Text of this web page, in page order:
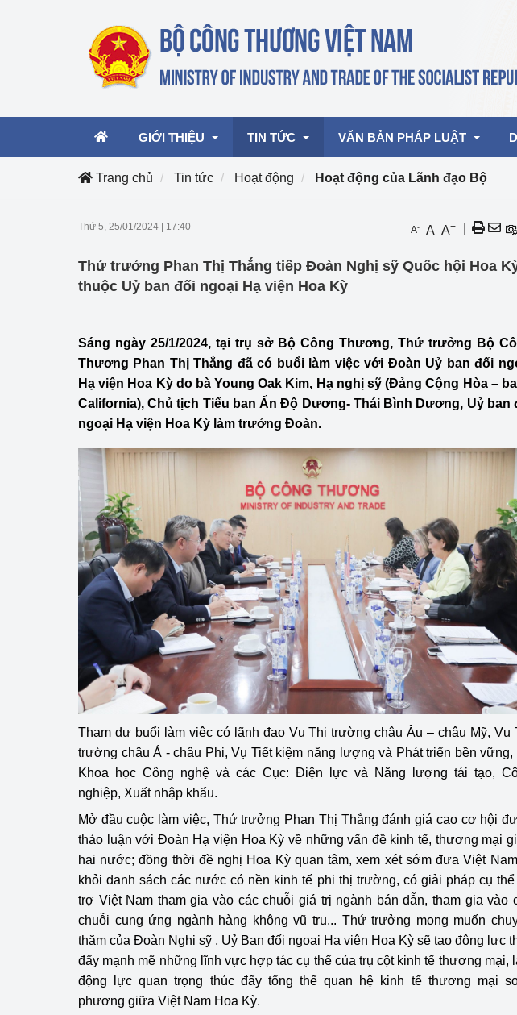
GIỚI THIỆU
Cơ cấu tổ chức
TIN TỨC
Hoạt động của Lãnh đạo
mại, Dịch vụ Việt Nam 2026
Hoạt động của Bộ trưởng
Công Thương - Công luận
Họp báo
Thông cáo báo chí
Chuyển đổi số
Bản tin Thị trường Nông Lâm Thủy sản
Phát triển nguồn nhân lực
Phát triển bền vững
Tổ chức kiểm định
Tổ chức kiểm định kỹ
động thuộc thẩm quyền
Bộ Công Thương
Tổ chức được cấp GCN
động kiểm định thiết bị,
làm việc ở môi trường
hiểm khí, bụi nổ
Cơ sở sản xuất, sửa chữa
LPG
lao động
Văn hóa ngành Công Thương
Tái cơ cấu ngành Công Thương
Quản lý thị trường
Sử dụng năng lượng tiết kiệm và
hiệu quả
Hiệu quả năng lượng
Khoa học, công nghệ và đổi mới sáng
Thông báo
Bảo vệ môi trường Video bảo vệ môi trường
Album ảnh bảo vệ môi
Văn bản về môi trường
Đọc báo giúp bạn
Bảo vệ nền tảng tư tưởng của Đảng
Doanh nghiệp - Người dân
Xúc tiến thương mại Khu vực miền Bắc
Thị trường nước ngoài
VĂN BẢN PHÁP LUẬT
Văn bản hợp nhất
Trang chủ Tin tức Hoạt động Hoạt động của Lãnh đạo Bộ
Thứ 5, 25/01/2024 17:40 A- A A+
Thứ trưởng Phan Thị Thắng tiếp Đoàn Nghị sỹ Quốc hội Hoa
thuộc Uỷ ban đối ngoại Hạ viện Hoa Kỳ
Sáng ngày 25/1/2024, tại trụ sở Bộ Công Thương, Thứ trưởng Bộ
Thương Phan Thị Thắng đã có buổi làm việc với Đoàn Uỷ ban đối
Hạ viện Hoa Kỳ do bà Young Oak Kim, Hạ nghị sỹ (Đảng Cộng Hòa –
California), Chủ tịch Tiểu ban Ấn Độ Dương- Thái Bình Dương, Uỷ ban
ngoại Hạ viện Hoa Kỳ làm trưởng Đoàn.
Tham dự buổi làm việc có lãnh đạo Vụ Thị trường châu Âu – châu Mỹ, Vụ
trường châu Á - châu Phi, Vụ Tiết kiệm năng lượng và Phát triển bền vững,
Khoa học Công nghệ và các Cục: Điện lực và Năng lượng tái tạo,
nghiệp, Xuất nhập khẩu.
Mở đầu cuộc làm việc, Thứ trưởng Phan Thị Thắng đánh giá cao cơ hội
thảo luận với Đoàn Hạ viện Hoa Kỳ về những vấn đề kinh tế, thương mại
hai nước; đồng thời đề nghị Hoa Kỳ quan tâm, xem xét sớm đưa Việt
khỏi danh sách các nước có nền kinh tế phi thị trường, có giải pháp cụ thể
trợ Việt Nam tham gia vào các chuỗi giá trị ngành bán dẫn, tham gia vào
chuỗi cung ứng ngành hàng không vũ trụ... Thứ trưởng mong muốn
thăm của Đoàn Nghị sỹ , Uỷ Ban đối ngoại Hạ viện Hoa Kỳ sẽ tạo động lực
đẩy mạnh mẽ những lĩnh vực hợp tác cụ thể của trụ cột kinh tế thương mại,
động lực quan trọng thúc đẩy tổng thể quan hệ kinh tế thương mại
phương giữa Việt Nam Hoa Kỳ.